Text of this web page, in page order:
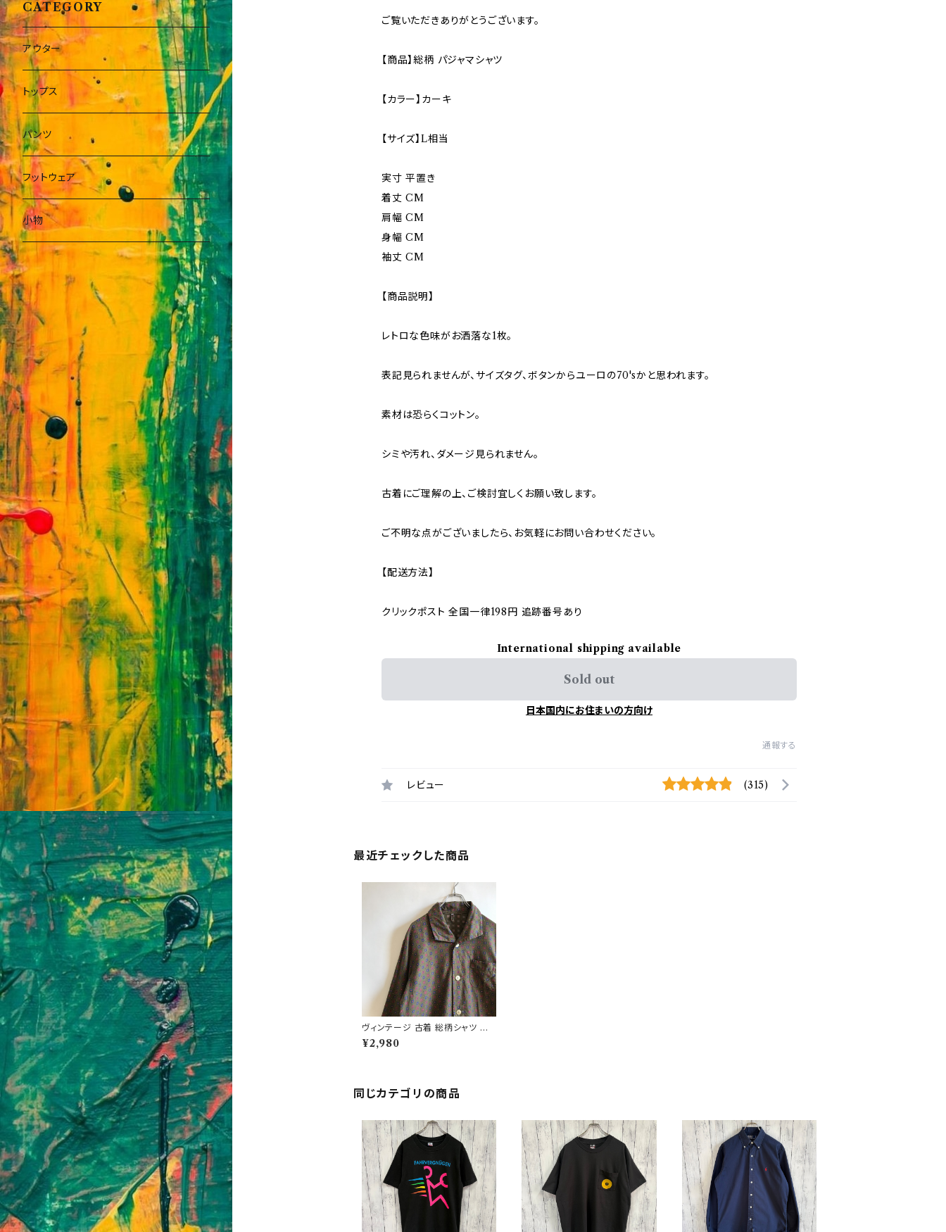
ご覧いただきありがとうございます。
【商品】総柄 パジャマシャツ
【カラー】カーキ
【サイズ】L相当
実寸 平置き
着丈 CM
肩幅 CM
身幅 CM
袖丈 CM
【商品説明】
レトロな色味がお洒落な1枚。
表記見られませんが、サイズタグ、ボタンからユーロの70'sかと思われます。
素材は恐らくコットン。
シミや汚れ、ダメージ見られません。
古着にご理解の上、ご検討宜しくお願い致します。
ご不明な点がございましたら、お気軽にお問い合わせください。
【配送方法】
クリックポスト 全国一律198円 追跡番号あり
International shipping available
Sold out
日本国内にお住まいの方向け
通報する
レビュー (315)
最近チェックした商品
ヴィンテージ 古着 総柄シャツ パ
ジャマシャツ 柄シャツ
¥2,980
同じカテゴリの商品
CATEGORY
アウター
トップス
パンツ
フットウェア
小物